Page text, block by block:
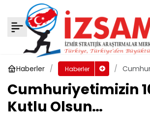
Haberler Haberler
Cumhuriyetimizin
Kutlu Olsun…
Bir Cenazeden Çok Daha
Yorum Yap Paylaş